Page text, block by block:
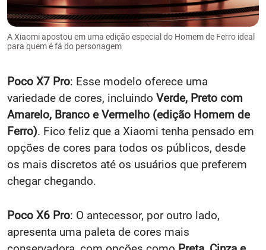
A Xiaomi apostou em uma edição especial do Homem de Ferro ideal
para quem é fá do personagem
Poco X7 Pro: Esse modelo oferece uma
variedade de cores, incluindo Verde, Preto com
Amarelo, Branco e Vermelho (edição Homem de
Ferro). Fico feliz que a Xiaomi tenha pensado em
opções de cores para todos os públicos, desde
os mais discretos até os usuários que preferem
chegar chegando.
Poco X6 Pro: O antecessor, por outro lado,
apresenta uma paleta de cores mais